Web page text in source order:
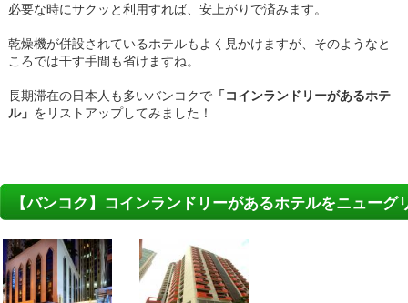
必要な時にサクッと利用すれば、安上がりで済みます。
乾燥機が併設されているホテルもよく見かけますが、そのようなと
ころでは干す手間も省けますね。
長期滞在の日本人も多いバンコクで 「コインランドリーがあるホテ
ル」 をリストアップしてみました！
【バンコク】コインランドリーがあるホテルをニュー